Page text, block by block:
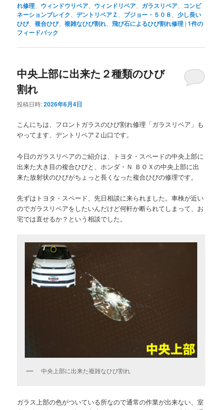
れ修理
ウィンドウリペア ウィンドリペア ガラスリペア
コンビ
ネーションブレイク 、デントリペアＺ プジョー・５０８ 、少し長い
ひび、複合ひび、複雑なひび割れ 、飛び石によるひび割れ修理 |1件の
フィードバック
中央上部に出来た２種類のひび
割れ
投稿日時:2026年6月4日
こんにちは、フロントガラスのひび割れ修理「ガラスリペア」も
やってます、デントリペアＺ山口です。
今日のガラスリペアのご紹介は、トヨタ・スペードの中央上部に
出来た大き目の複合ひびと、ホンダ・Ｎ ＢＯＸの中央上部に出
来た放射状のひびがちょっと長くなった複合ひびの修理です。
先ずはトヨタ・スペード、先日相談に来られました。車検が近い
のでガラスリペアをしたいんだけど何軒か断られてしまって、お
宅では直せるか？という相談でした。
中央上部に出来た複雑なひび割れ
ガラス上部の色がついている所なので通常の作業が出来ない、室